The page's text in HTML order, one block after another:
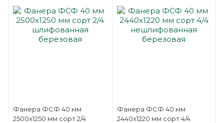
Фанера ФСФ 40 мм
2500х1250 мм сорт 2/4
Фанера ФСФ 40 мм
2440х1220 мм сорт 4/4